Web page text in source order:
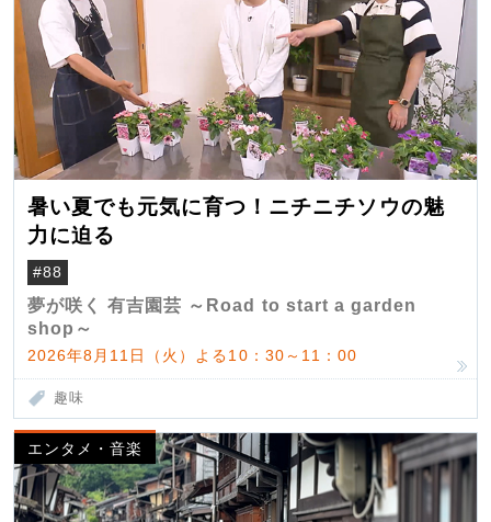
暑い夏でも元気に育つ！ニチニチソウの魅
力に迫る
#88
夢が咲く 有吉園芸 ～Road to start a garden
shop～
2026年8月11日（火）よる10：30～11：00
趣味
エンタメ・音楽